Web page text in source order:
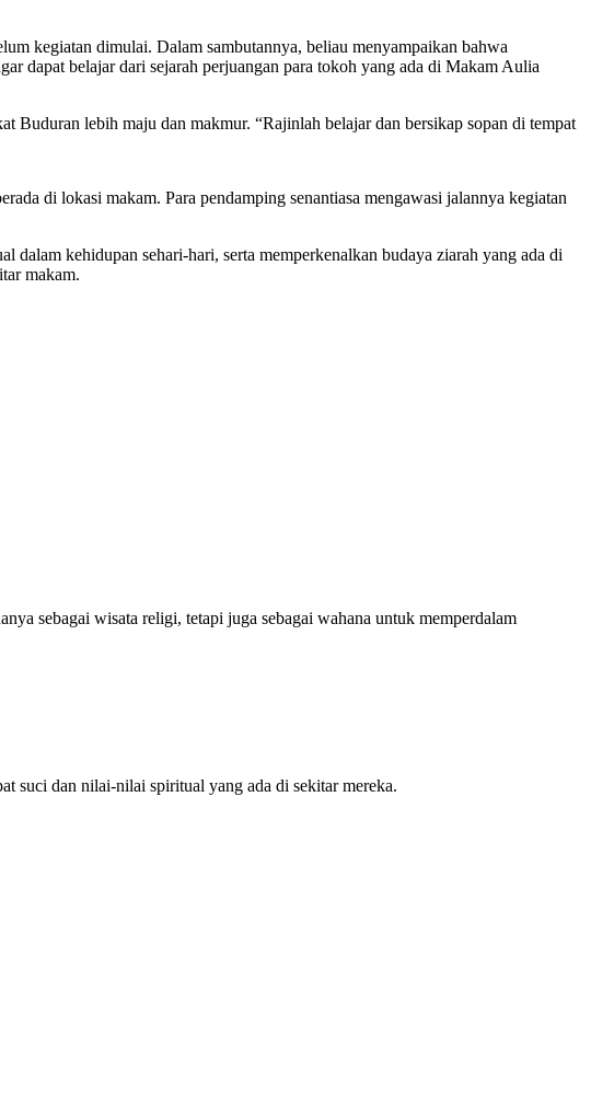
kegiatan dimulai. Dalam sambutannya, beliau menyampaikan bahwa
dapat belajar dari sejarah perjuangan para tokoh yang ada di Makam Aulia
Buduran lebih maju dan makmur. “Rajinlah belajar dan bersikap sopan di tempat
di lokasi makam. Para pendamping senantiasa mengawasi jalannya kegiatan
kehidupan sehari-hari, serta memperkenalkan budaya ziarah yang ada di
makam.
sebagai wisata religi, tetapi juga sebagai wahana untuk memperdalam
suci dan nilai-nilai spiritual yang ada di sekitar mereka.